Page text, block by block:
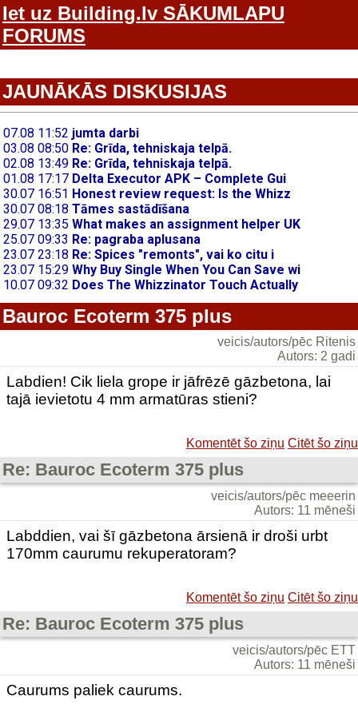
Iet uz Building.lv SĀKUMLAPU
FORUMS
JAUNĀKĀS DISKUSIJAS
Bauroc Ecoterm 375 plus
veicis/autors/pēc Ritenis
Autors: 2 gadi
Labdien! Cik liela grope ir jāfrēzē gāzbetona, lai
tajā ievietotu 4 mm armatūras stieni?
Komentēt šo ziņu Citēt šo ziņu
Re: Bauroc Ecoterm 375 plus
veicis/autors/pēc meeerin
Autors: 11 mēneši
Labddien, vai šī gāzbetona ārsienā ir droši urbt
170mm caurumu rekuperatoram?
Komentēt šo ziņu Citēt šo ziņu
Re: Bauroc Ecoterm 375 plus
veicis/autors/pēc ETT
Autors: 11 mēneši
Caurums paliek caurums.